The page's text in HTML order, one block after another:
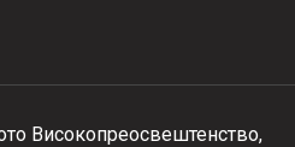
Високопреосвештенство,